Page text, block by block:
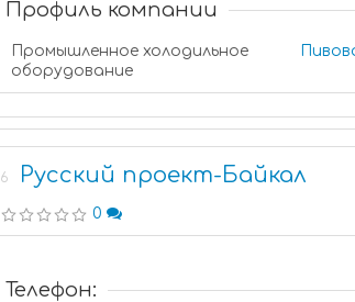
Профиль компании
Промышленное холодильное
оборудование
6 Русский проект-Байкал
0
Телефон: